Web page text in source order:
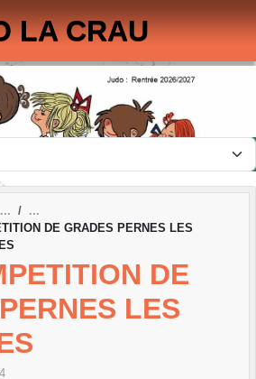
LA CRAU
DE GRADES PERNES LES
DE
LES